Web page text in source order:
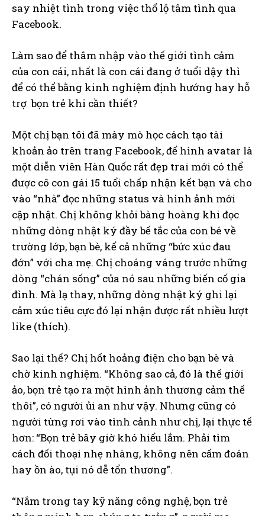
say nhiệt tình trong việc thổ lộ tâm tình qua
Facebook.
Làm sao để thâm nhập vào thế giới tình cảm
của con cái, nhất là con cái đang ở tuổi dậy thì
để có thể bằng kinh nghiệm định hướng hay hỗ
trợ bọn trẻ khi cần thiết?
Một chị bạn tôi đã mày mò học cách tạo tài
khoản ảo trên trang Facebook, để hình avatar là
một diễn viên Hàn Quốc rất đẹp trai mới có thể
được cô con gái 15 tuổi chấp nhận kết bạn và cho
vào “nhà” đọc những status và hình ảnh mới
cập nhật. Chị không khỏi bàng hoàng khi đọc
những dòng nhật ký đầy bế tắc của con bé về
trường lớp, bạn bè, kể cả những “bức xúc đau
đớn” với cha mẹ. Chị choáng váng trước những
dòng “chán sống” của nó sau những biến cố gia
đình. Mà lạ thay, những dòng nhật ký ghi lại
cảm xúc tiêu cực đó lại nhận được rất nhiều lượt
like (thích).
Sao lại thế? Chị hốt hoảng điện cho bạn bè và
chờ kinh nghiệm. “Không sao cả, đó là thế giới
ảo, bọn trẻ tạo ra một hình ảnh thương cảm thế
thôi”, có người ủi an như vậy. Nhưng cũng có
người từng rơi vào tình cảnh như chị, lại thực tế
hơn: “Bọn trẻ bây giờ khó hiểu lắm. Phải tìm
cách đối thoại nhẹ nhàng, không nên cấm đoán
hay ồn ào, tụi nó dễ tổn thương”.
“Nắm trong tay kỹ năng công nghệ, bọn trẻ